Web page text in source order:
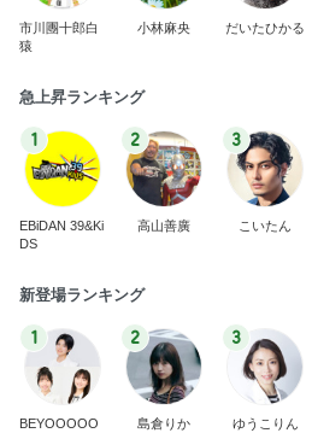
市川團十郎白
猿
小林麻央 だいたひかる
急上昇ランキング
1
EBiDAN 39&Ki
DS
2
高山善廣
3
こいたん
新登場ランキング
1
BEYOOOOO
2
島倉りか
3
ゆうこりん